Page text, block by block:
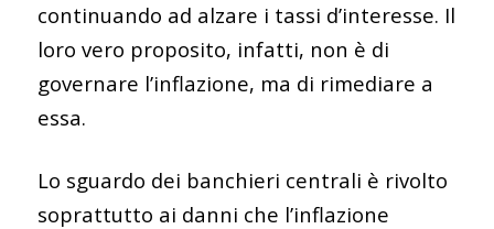
continuando ad alzare i tassi d’interesse. Il
loro vero proposito, infatti, non è di
governare l’inflazione, ma di rimediare a
essa.
Lo sguardo dei banchieri centrali è rivolto
soprattutto ai danni che l’inflazione